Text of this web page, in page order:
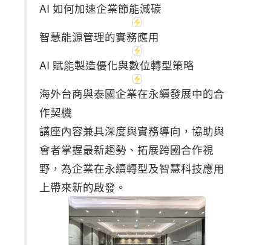
AI 如何加速企業節能減碳
智慧能源管理的實務應用
AI 賦能製造優化與數位轉型策略
海外台商與泰國企業在永續發展中的合
作契機
講座內容兼具深度與實務導向，協助與
會者掌握最新趨勢、拓展跨國合作視
野，為企業在永續轉型及智慧科技應用
上帶來新的啟發。